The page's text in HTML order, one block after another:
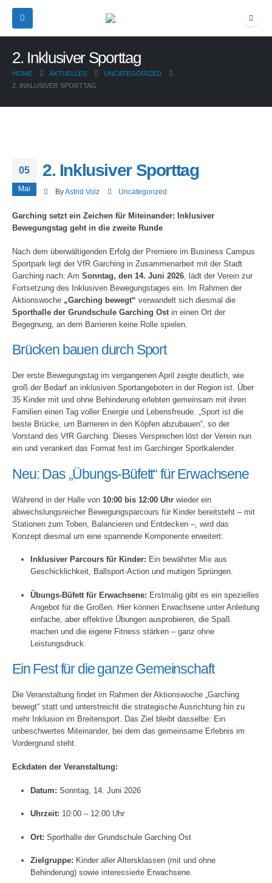
2. Inklusiver Sporttag
HOME AKTUELLES
UNCATEGORIZED
2. INKLUSIVER SPORTTAG
05
Mai
2. Inklusiver Sporttag
ByAstrid Volz Uncategorized
Garching setzt ein Zeichen für Miteinander: Inklusiver
Bewegungstag geht in die zweite Runde
Nach dem überwältigenden Erfolg der Premiere im Business Campus
Sportpark legt der VfR Garching in Zusammenarbeit mit der Stadt
Garching nach: Am Sonntag, den 14. Juni 2026 , lädt der Verein zur
Fortsetzung des Inklusiven Bewegungstages ein. Im Rahmen der
Aktionswoche „Garching bewegt“ verwandelt sich diesmal die
Sporthalle der Grundschule Garching Ost in einen Ort der
Begegnung, an dem Barrieren keine Rolle spielen.
Brücken bauen durch Sport
Der erste Bewegungstag im vergangenen April zeigte deutlich, wie
groß der Bedarf an inklusiven Sportangeboten in der Region ist. Über
35 Kinder mit und ohne Behinderung erlebten gemeinsam mit ihren
Familien einen Tag voller Energie und Lebensfreude. „Sport ist die
beste Brücke, um Barrieren in den Köpfen abzubauen“, so der
Vorstand des VfR Garching. Dieses Versprechen löst der Verein nun
ein und verankert das Format fest im Garchinger Sportkalender.
Neu: Das „Übungs-Büfett“ für Erwachsene
Während in der Halle von 10:00 bis 12:00 Uhr wieder ein
abwechslungsreicher Bewegungsparcours für Kinder bereitsteht – mit
Stationen zum Toben, Balancieren und Entdecken –, wird das
Konzept diesmal um eine spannende Komponente erweitert:
Inklusiver Parcours für Kinder: Ein bewährter Mix aus
Geschicklichkeit, Ballsport-Action und mutigen Sprüngen.
Übungs-Büfett für Erwachsene: Erstmalig gibt es ein spezielles
Angebot für die Großen. Hier können Erwachsene unter Anleitung
einfache, aber effektive Übungen ausprobieren, die Spaß
machen und die eigene Fitness stärken – ganz ohne
Leistungsdruck.
Ein Fest für die ganze Gemeinschaft
Die Veranstaltung findet im Rahmen der Aktionswoche „Garching
bewegt“ statt und unterstreicht die strategische Ausrichtung hin zu
mehr Inklusion im Breitensport. Das Ziel bleibt dasselbe: Ein
unbeschwertes Miteinander, bei dem das gemeinsame Erlebnis im
Vordergrund steht.
Eckdaten der Veranstaltung:
Datum: Sonntag, 14. Juni 2026
Uhrzeit: 10:00 – 12:00 Uhr
Ort: Sporthalle der Grundschule Garching Ost
Zielgruppe: Kinder aller Altersklassen (mit und ohne
Behinderung) sowie interessierte Erwachsene.